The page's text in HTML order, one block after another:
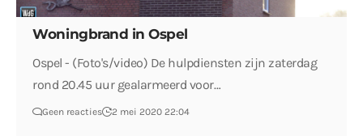
Woningbrand in Ospel
Ospel - (Foto's/video) De hulpdiensten zijn zaterdag
rond 20.45 uur gealarmeerd voor…
Geen reacties 2 mei 2020 22:04